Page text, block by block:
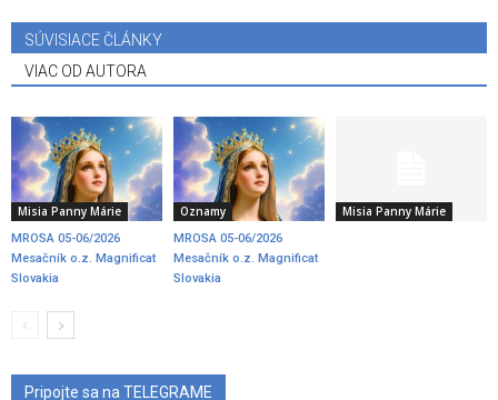
SÚVISIACE ČLÁNKY
VIAC OD AUTORA
Misia Panny Márie
MROSA 05-06/2026
Mesačník o.z. Magnificat
Slovakia
Oznamy
MROSA 05-06/2026
Mesačník o.z. Magnificat
Slovakia
Misia Panny Márie
Pripojte sa na TELEGRAME